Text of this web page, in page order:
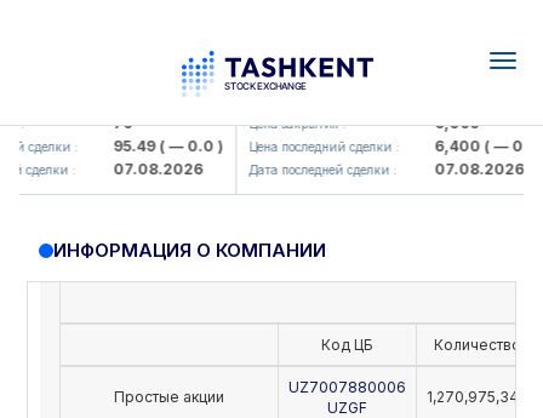
: 79
сделки : 95.49( — 0.0 )
сделки : 07.08.2026
UZMK (<O'zmetkombinat> AJ)
Цена закрытия : 6,099
Цена последний сделки : 6,400( — 0.0 )
Дата последней сделки : 07.08.2026
ИНФОРМАЦИЯ О КОМПАНИИ
Код ЦБ Количество
Простые акции
UZ7007880006
UZGF
1,270,975,342